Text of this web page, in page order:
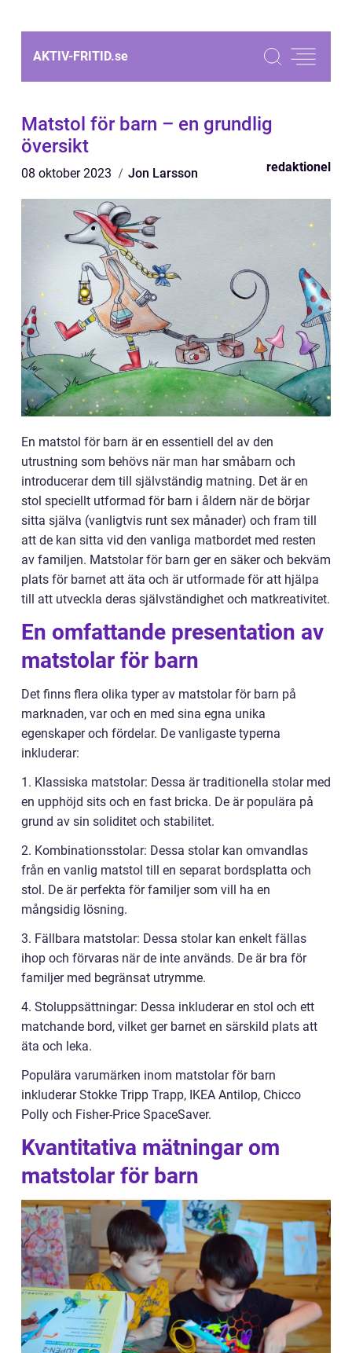
AKTIV-FRITID.se
Matstol för barn – en grundlig
översikt
08 oktober 2023 Jon Larsson redaktionel
En matstol för barn är en essentiell del av den
utrustning som behövs när man har småbarn och
introducerar dem till självständig matning. Det är en
stol speciellt utformad för barn i åldern när de börjar
sitta själva (vanligtvis runt sex månader) och fram till
att de kan sitta vid den vanliga matbordet med resten
av familjen. Matstolar för barn ger en säker och bekväm
plats för barnet att äta och är utformade för att hjälpa
till att utveckla deras självständighet och matkreativitet.
En omfattande presentation av
matstolar för barn
Det finns flera olika typer av matstolar för barn på
marknaden, var och en med sina egna unika
egenskaper och fördelar. De vanligaste typerna
inkluderar:
1. Klassiska matstolar: Dessa är traditionella stolar med
en upphöjd sits och en fast bricka. De är populära på
grund av sin soliditet och stabilitet.
2. Kombinationsstolar: Dessa stolar kan omvandlas
från en vanlig matstol till en separat bordsplatta och
stol. De är perfekta för familjer som vill ha en
mångsidig lösning.
3. Fällbara matstolar: Dessa stolar kan enkelt fällas
ihop och förvaras när de inte används. De är bra för
familjer med begränsat utrymme.
4. Stoluppsättningar: Dessa inkluderar en stol och ett
matchande bord, vilket ger barnet en särskild plats att
äta och leka.
Populära varumärken inom matstolar för barn
inkluderar Stokke Tripp Trapp, IKEA Antilop, Chicco
Polly och Fisher-Price SpaceSaver.
Kvantitativa mätningar om
matstolar för barn